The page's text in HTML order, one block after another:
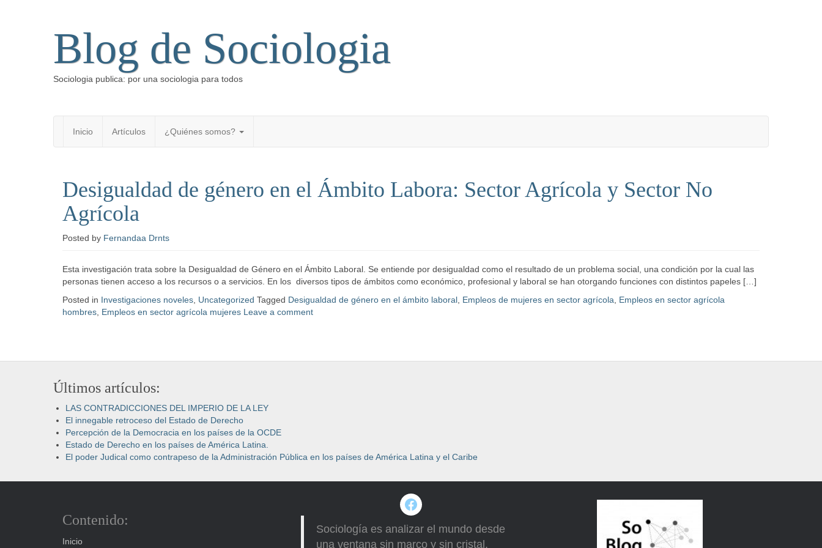
Blog de Sociologia
Sociologia publica: por una sociologia para todos
Inicio Artículos ¿Quiénes somos?
Desigualdad de género en el Ámbito Labora: Sector Agrícola y Sector No
Agrícola
Posted by Fernandaa Drnts
Esta investigación trata sobre la Desigualdad de Género en el Ámbito Laboral. Se entiende por desigualdad como el resultado de un problema social, una condición por la cual las
personas tienen acceso a los recursos o a servicios. En los diversos tipos de ámbitos como económico, profesional y laboral se han otorgando funciones con distintos papeles […]
Posted in Investigaciones noveles Uncategorized Tagged Desigualdad de género en el ámbito laboral Empleos de mujeres en sector agrícola
Empleos en sector agrícola
hombres Empleos en sector agrícola mujeres Leave a comment
Últimos artículos:
LAS CONTRADICCIONES DEL IMPERIO DE LA LEY
El innegable retroceso del Estado de Derecho
Percepción de la Democracia en los países de la OCDE
Estado de Derecho en los países de América Latina.
El poder Judical como contrapeso de la Administración Pública en los países de América Latina y el Caribe
Contenido:
Inicio
Facebook
Sociología es analizar el mundo desde
una ventana sin marco y sin cristal.